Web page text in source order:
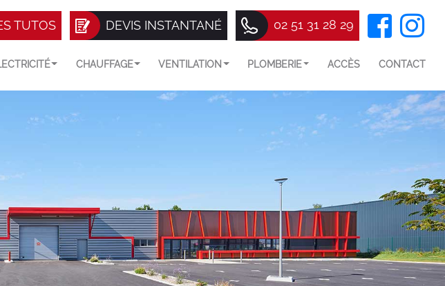
TUTOS DEVIS INSTANTANÉ 02 51 31 28 29
CHAUFFAGE VENTILATION PLOMBERIE ACCÈS CONTACT